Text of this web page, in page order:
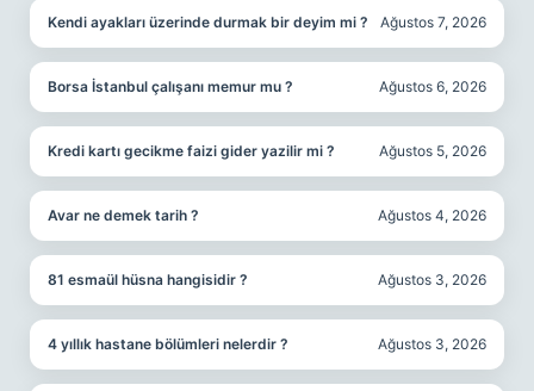
Kendi ayakları üzerinde durmak bir deyim mi ? Ağustos 7, 2026
Borsa İstanbul çalışanı memur mu ? Ağustos 6, 2026
Kredi kartı gecikme faizi gider yazilir mi ? Ağustos 5, 2026
Avar ne demek tarih ? Ağustos 4, 2026
81 esmaül hüsna hangisidir ? Ağustos 3, 2026
4 yıllık hastane bölümleri nelerdir ? Ağustos 3, 2026